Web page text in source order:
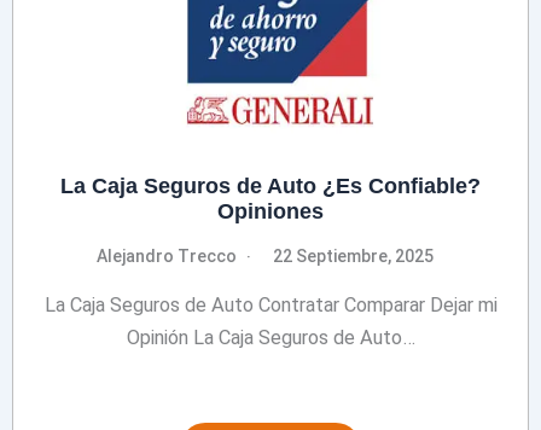
La Caja Seguros de Auto ¿Es Confiable?
Opiniones
Alejandro Trecco 22 Septiembre, 2025
La Caja Seguros de Auto Contratar Comparar Dejar mi
Opinión La Caja Seguros de Auto…